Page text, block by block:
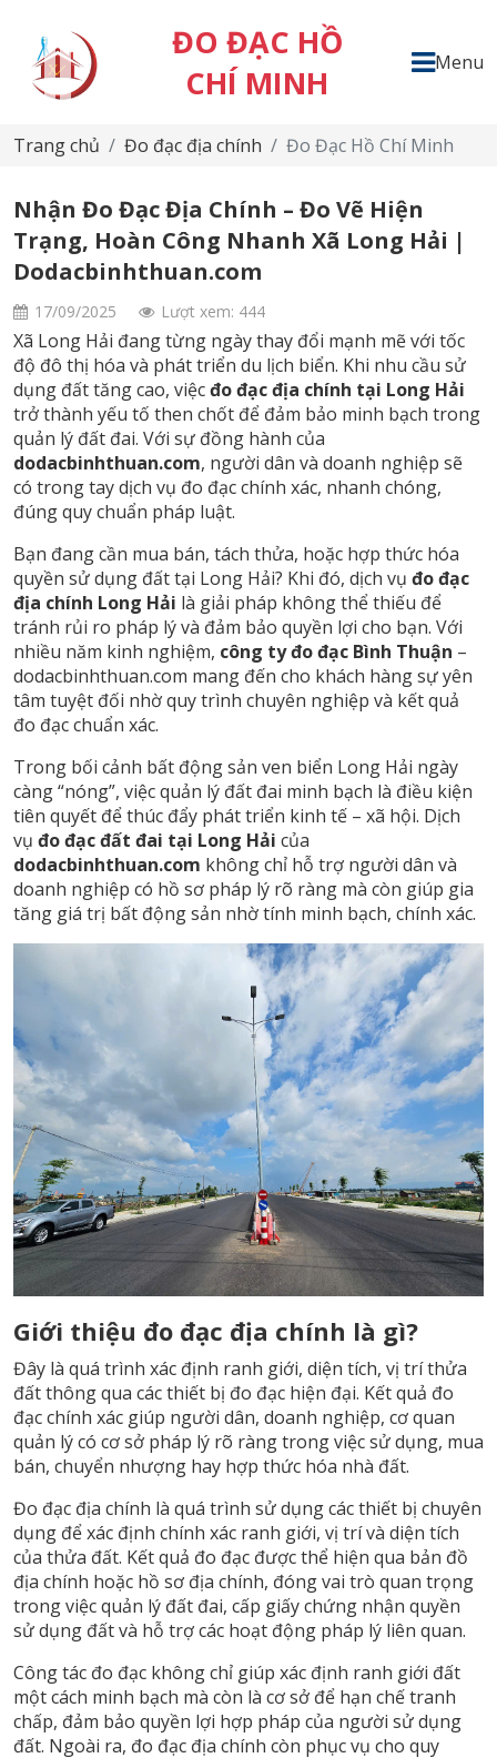
ĐO ĐẠC HỒ
CHÍ MINH
Menu
Trang chủ Đo đạc địa chính Đo Đạc Hồ Chí Minh
Nhận Đo Đạc Địa Chính – Đo Vẽ Hiện
Trạng, Hoàn Công Nhanh Xã Long Hải |
Dodacbinhthuan.com
17/09/2025 Lượt xem: 444
Xã Long Hải đang từng ngày thay đổi mạnh mẽ với tốc
độ đô thị hóa và phát triển du lịch biển. Khi nhu cầu sử
dụng đất tăng cao, việcđo đạc địa chính tại Long Hải
trở thành yếu tố then chốt để đảm bảo minh bạch trong
quản lý đất đai. Với sự đồng hành của
dodacbinhthuan.com, người dân và doanh nghiệp sẽ
có trong tay dịch vụ đo đạc chính xác, nhanh chóng,
đúng quy chuẩn pháp luật.
Bạn đang cần mua bán, tách thửa, hoặc hợp thức hóa
quyền sử dụng đất tại Long Hải? Khi đó, dịch vụ đo đạc
địa chính Long Hải là giải pháp không thể thiếu để
tránh rủi ro pháp lý và đảm bảo quyền lợi cho bạn. Với
nhiều năm kinh nghiệm, công ty đo đạc Bình Thuận –
dodacbinhthuan.com mang đến cho khách hàng sự yên
tâm tuyệt đối nhờ quy trình chuyên nghiệp và kết quả
đo đạc chuẩn xác.
Trong bối cảnh bất động sản ven biển Long Hải ngày
càng “nóng”, việc quản lý đất đai minh bạch là điều kiện
tiên quyết để thúc đẩy phát triển kinh tế – xã hội. Dịch
vụ đo đạc đất đai tại Long Hải của
dodacbinhthuan.com không chỉ hỗ trợ người dân và
doanh nghiệp có hồ sơ pháp lý rõ ràng mà còn giúp gia
tăng giá trị bất động sản nhờ tính minh bạch, chính xác.
Giới thiệu đo đạc địa chính là gì?
Đây là quá trình xác định ranh giới, diện tích, vị trí thửa
đất thông qua các thiết bị đo đạc hiện đại. Kết quả đo
đạc chính xác giúp người dân, doanh nghiệp, cơ quan
quản lý có cơ sở pháp lý rõ ràng trong việc sử dụng, mua
bán, chuyển nhượng hay hợp thức hóa nhà đất.
Đo đạc địa chính là quá trình sử dụng các thiết bị chuyên
dụng để xác định chính xác ranh giới, vị trí và diện tích
của thửa đất. Kết quả đo đạc được thể hiện qua bản đồ
địa chính hoặc hồ sơ địa chính, đóng vai trò quan trọng
trong việc quản lý đất đai, cấp giấy chứng nhận quyền
sử dụng đất và hỗ trợ các hoạt động pháp lý liên quan.
Công tác đo đạc không chỉ giúp xác định ranh giới đất
một cách minh bạch mà còn là cơ sở để hạn chế tranh
chấp, đảm bảo quyền lợi hợp pháp của người sử dụng
đất. Ngoài ra, đo đạc địa chính còn phục vụ cho quy